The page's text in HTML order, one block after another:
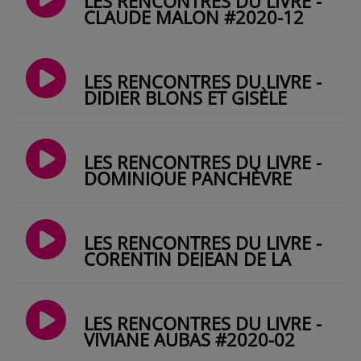
CLAUDE MALON #2020-12
LES RENCONTRES DU LIVRE -
DIDIER BLONS ET GISÈLE
LES RENCONTRES DU LIVRE -
DOMINIQUE PANCHÈVRE
#2020-04
LES RENCONTRES DU LIVRE -
CORENTIN DEJEAN DE LA
BATIE #2020-03
LES RENCONTRES DU LIVRE -
VIVIANE AUBAS #2020-02